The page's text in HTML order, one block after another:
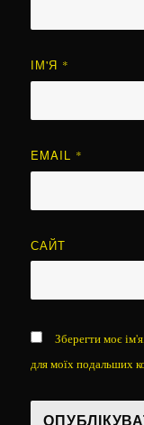
ІМ'Я *
EMAIL *
САЙТ
Зберегти моє
для моїх подальших